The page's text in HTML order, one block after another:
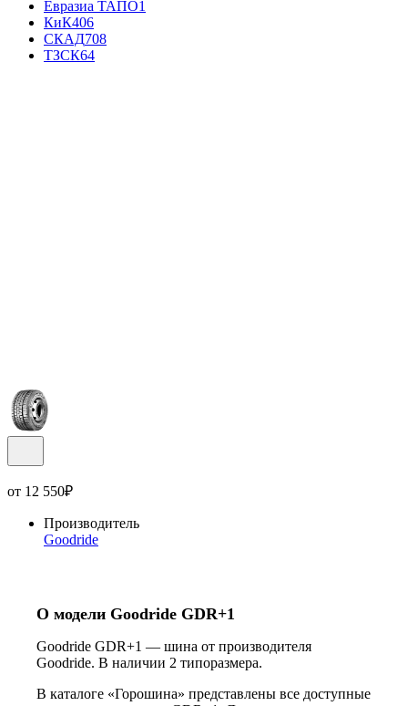
Евразиа ТАПО1
КиК406
СКАД708
ТЗСК64
от 12 550₽
Производитель
Goodride
О модели Goodride GDR+1
Goodride GDR+1 — шина от производителя
Goodride. В наличии 2 типоразмера.
В каталоге «Горошина» представлены все доступные